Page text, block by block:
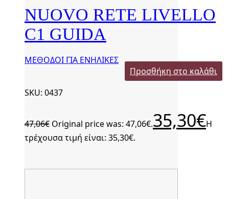
NUOVO RETE LIVELLO
C1 GUIDA
ΜΕΘΟΔΟΙ ΓΙΑ ΕΝΗΛΙΚΕΣ
Προσθήκη στο καλάθι
SKU: 0437
47,06€ Original price was: 47,06€.35,30€Η
τρέχουσα τιμή είναι: 35,30€.